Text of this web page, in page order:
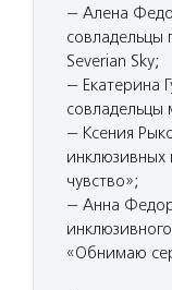
— Алена
совладельцы
Severian Sky;
— Екатерина
совладельцы
— Ксения
чувство»;
— Анна
«Обнимаю